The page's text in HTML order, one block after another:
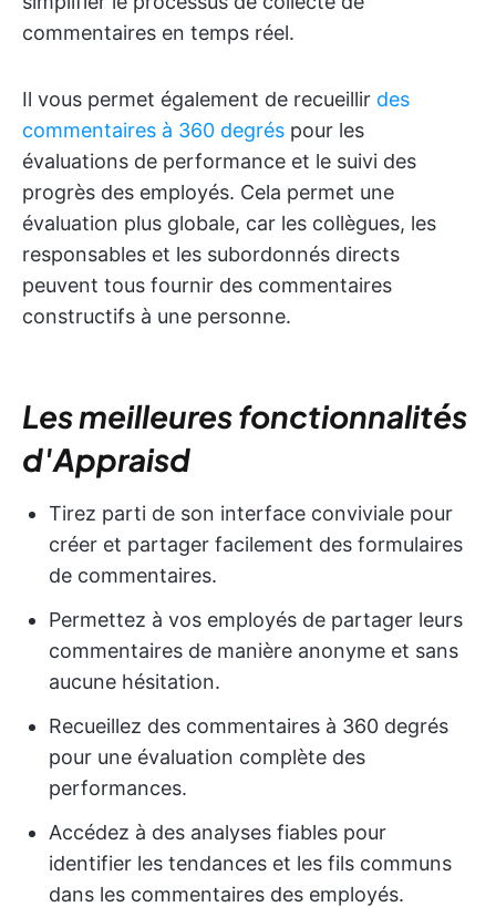
commentaires en temps réel.
Il vous permet également de recueillir des
commentaires à 360 degrés pour les
évaluations de performance et le suivi des
progrès des employés. Cela permet une
évaluation plus globale, car les collègues, les
responsables et les subordonnés directs
peuvent tous fournir des commentaires
constructifs à une personne.
Les meilleures fonctionnalités
d'Appraisd
Tirez parti de son interface conviviale pour
créer et partager facilement des formulaires
de commentaires.
Permettez à vos employés de partager leurs
commentaires de manière anonyme et sans
aucune hésitation.
Recueillez des commentaires à 360 degrés
pour une évaluation complète des
performances.
Accédez à des analyses fiables pour
identifier les tendances et les fils communs
dans les commentaires des employés.